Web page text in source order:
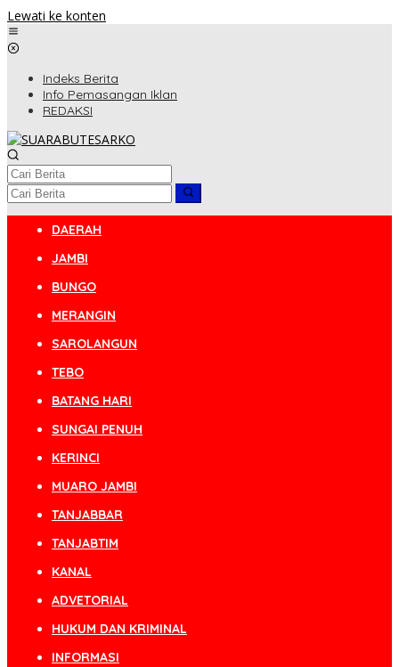
Lewati ke konten
Indeks Berita
Info Pemasangan Iklan
REDAKSI
DAERAH
JAMBI
BUNGO
MERANGIN
SAROLANGUN
TEBO
BATANG HARI
SUNGAI PENUH
KERINCI
MUARO JAMBI
TANJABBAR
TANJABTIM
KANAL
ADVETORIAL
HUKUM DAN KRIMINAL
INFORMASI